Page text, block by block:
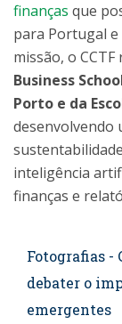
finanças que
para Portugal
missão, o
Business
Porto e da
desenvolvendo
inteligência
finanças e
Fotografias -
debater o
emergentes